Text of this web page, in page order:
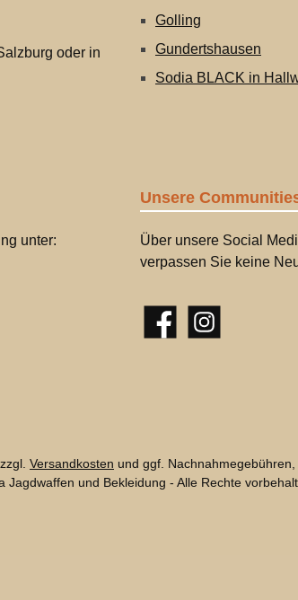
oder in
Golling
Gundertshausen
Sodia BLACK in
unter:
Unsere
Über unsere Social
verpassen Sie keine
FacebookInstagram
Versandkosten und ggf.
Jagdwaffen und Bekleidung - Alle Rechte